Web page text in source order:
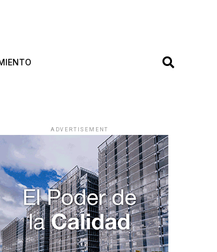
ADVERTISEMENT